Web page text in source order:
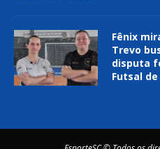
Fênix
Trevo
disputa
Futsal